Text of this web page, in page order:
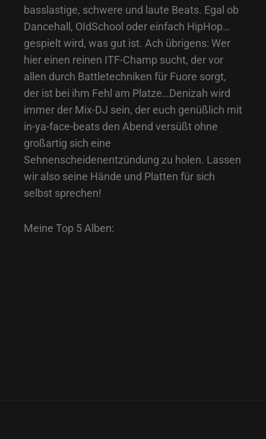
basslastige, schwere und laute Beats. Egal ob
Dancehall, OIdSchool oder einfach HipHop…
gespielt wird, was gut ist. Ach übrigens: Wer
hier einen reinen ITF-Champ sucht, der vor
allen durch Battletechniken für Fuore sorgt,
der ist bei ihm Fehl am Platze…Denizah wird
immer der Mix-DJ sein, der euch genüßlich mit
in-ya-face-beats den Abend versüßt ohne
großartig sich eine
Sehnenscheidenentzündung zu holen. Lassen
wir also seine Hände und Platten für sich
selbst sprechen!
Meine Top 5 Alben: